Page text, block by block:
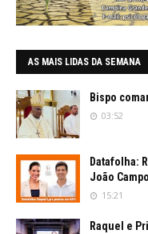
AS MAIS LIDAS DA SEMANA
Bispo
03:52
Datafolha:
João
15:21
Raquel e